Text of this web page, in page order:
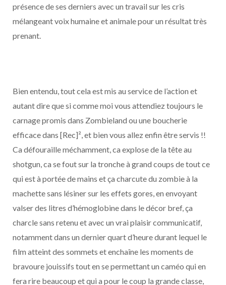
présence de ses derniers avec un travail sur les cris
mélangeant voix humaine et animale pour un résultat très
prenant.
Bien entendu, tout cela est mis au service de l’action et
autant dire que si comme moi vous attendiez toujours le
carnage promis dans Zombieland ou une boucherie
efficace dans [Rec]², et bien vous allez enfin être servis !!
Ca défouraille méchamment, ca explose de la tête au
shotgun, ca se fout sur la tronche à grand coups de tout ce
qui est à portée de mains et ça charcute du zombie à la
machette sans lésiner sur les effets gores, en envoyant
valser des litres d’hémoglobine dans le décor bref, ça
charcle sans retenu et avec un vrai plaisir communicatif,
notamment dans un dernier quart d’heure durant lequel le
film atteint des sommets et enchaîne les moments de
bravoure jouissifs tout en se permettant un caméo qui en
fera rire beaucoup et qui a pour le coup la grande classe,